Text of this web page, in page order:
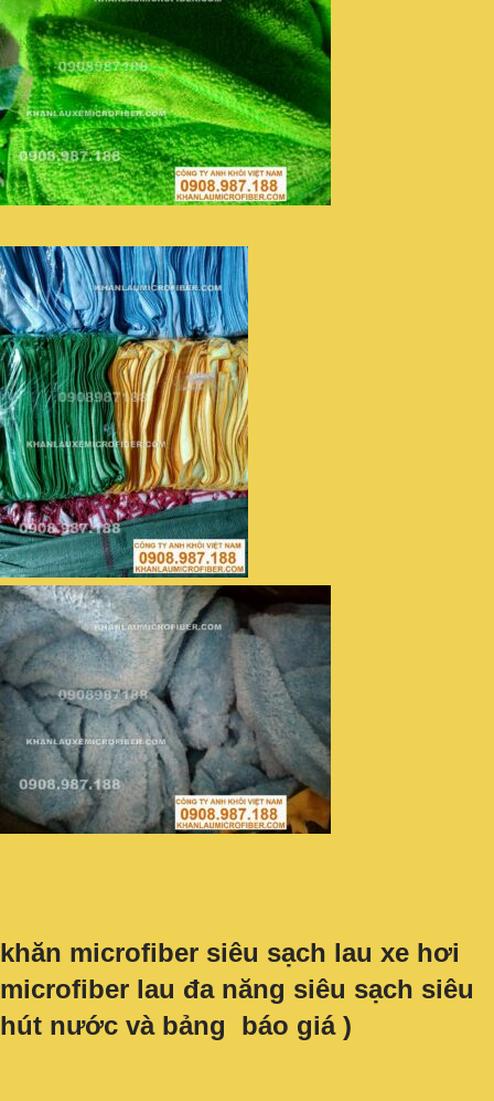
khăn microfiber siêu sạch lau xe hơi
microfiber lau đa năng siêu sạch siêu
hút nước và bảng báo giá )